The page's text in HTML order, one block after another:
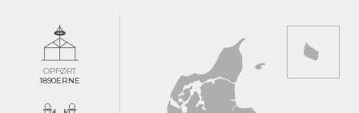
OPFØRT
1890ERNE